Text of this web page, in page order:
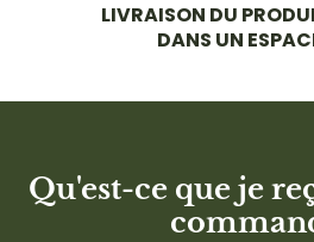
LIVRAISON DU
DANS UN
Qu'est-ce que je